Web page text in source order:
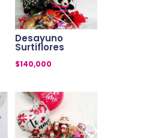
Desayuno
Surtiflores
$140,000